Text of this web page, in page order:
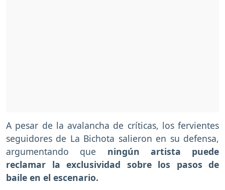
A pesar de la avalancha de críticas, los fervientes
seguidores de La Bichota salieron en su defensa,
argumentando que ningún artista puede
reclamar la exclusividad sobre los pasos de
baile en el escenario.